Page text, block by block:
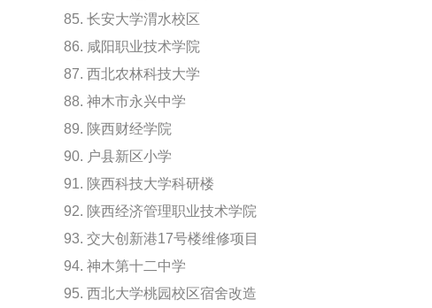
85. 长安大学渭水校区
86. 咸阳职业技术学院
87. 西北农林科技大学
88. 神木市永兴中学
89. 陕西财经学院
90. 户县新区小学
91. 陕西科技大学科研楼
92. 陕西经济管理职业技术学院
93. 交大创新港17号楼维修项目
94. 神木第十二中学
95. 西北大学桃园校区宿舍改造